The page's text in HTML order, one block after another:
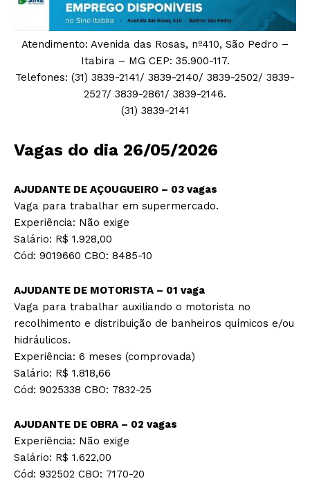
Atendimento: Avenida das Rosas, nº410, São Pedro –
Itabira – MG CEP: 35.900-117.
Telefones: (31) 3839-2141/ 3839-2140/ 3839-2502/ 3839-
2527/ 3839-2861/ 3839-2146.
(31) 3839-2141
Vagas do dia 26/05/2026
AJUDANTE DE AÇOUGUEIRO – 03 vagas
Vaga para trabalhar em supermercado.
Experiência: Não exige
Salário: R$ 1.928,00
Cód: 9019660 CBO: 8485-10
AJUDANTE DE MOTORISTA – 01 vaga
Vaga para trabalhar auxiliando o motorista no
recolhimento e distribuição de banheiros químicos e/ou
hidráulicos.
Experiência: 6 meses (comprovada)
Salário: R$ 1.818,66
Cód: 9025338 CBO: 7832-25
AJUDANTE DE OBRA – 02 vagas
Experiência: Não exige
Salário: R$ 1.622,00
Cód: 932502 CBO: 7170-20